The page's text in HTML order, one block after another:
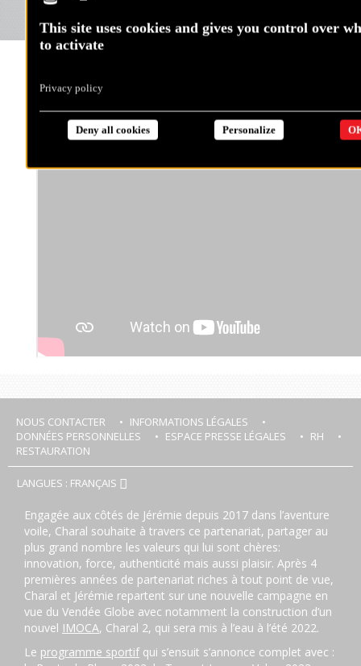
On retrouveEwen
NOUS CONTACTER
INFORMATIONS LÉGALES
DONNÉES PERSONNELLES
ESPACE PRESSE LÉGALES
RH
RESTAURATION
LANGUES : FRANÇAIS
Engagée aux côtés de Jérémie depuis 2017 dans l’aventure
voile, Charal souhaite à travers ce partenariat, partager au
plus grand nombre les valeurs qui lui sont chères:
innovation, force, authenticité mais aussi plaisir. Après 4
premières années de partenariat riches à tout point de vue,
Charal et Jérémie repartent sur une nouvelle campagne en
vue du Vendée Globe avec notamment la construction d’un
nouvel IMOCA, Charal 2, qui sera mis à l’eau à l’été 2022.
Le programme sportifqui s’ensuit s’annonce complet avec :
This site uses cookies and gives you control over
to activate
Deny all cookies Personalize
Privacy policy